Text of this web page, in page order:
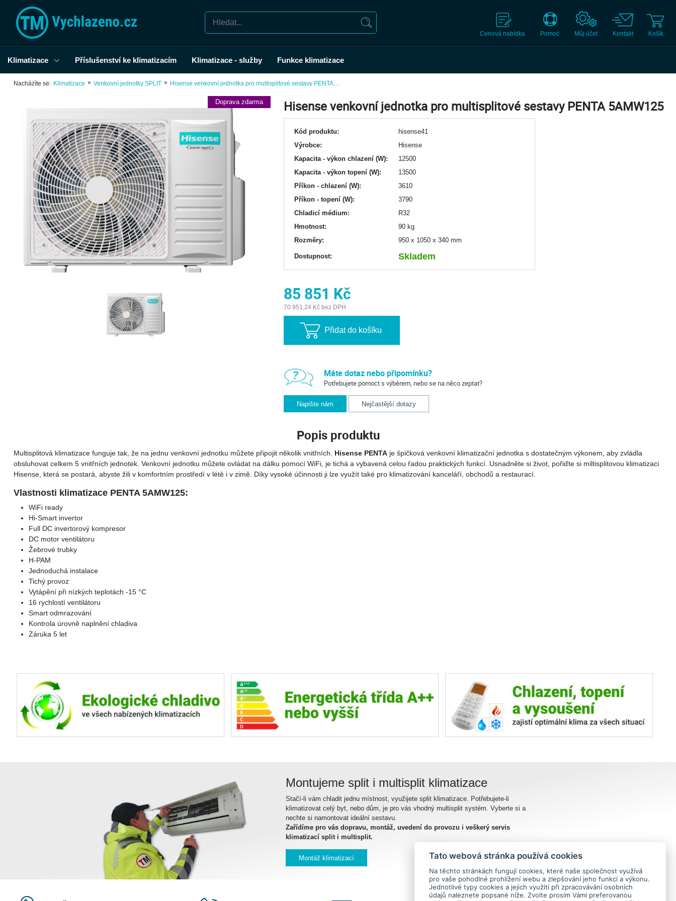
Cenová nabídka Pomoc Můj účet Kontakt Košík
Klimatizace Příslušenství ke klimatizacím Klimatizace - služby Funkce klimatizace
Nacházíte se: Klimatizace » Venkovní jednotky SPLIT » Hisense venkovní jednotka pro multisplitové sestavy PENTA…
Hisense venkovní jednotka pro multisplitové sestavy PENTA 5AMW125
Doprava zdarma
Kód produktu:
hisense41
Výrobce:
Hisense
Kapacita - výkon chlazení (W):
12500
Kapacita - výkon topení (W):
13500
Příkon - chlazení (W):
3610
Příkon - topení (W):
3790
Chladicí médium:
R32
Hmotnost:
90 kg
Rozměry:
950 x 1050 x 340 mm
Dostupnost: Skladem
85 851 Kč
70 951,24 Kč bez DPH
Přidat do košíku
Máte dotaz nebo připomínku?
Potřebujete pomoct s výběrem, nebo se na něco zeptat?
Napište nám Nejčastější dotazy
Popis produktu
Multisplitová klimatizace funguje tak, že na jednu venkovní jednotku můžete připojit několik vnitřních. Hisense PENTAje špičková venkovní klimatizační jednotka s dostatečným výkonem, aby zvládla
obsluhovat celkem 5 vnitřních jednotek. Venkovní jednotku můžete ovládat na dálku pomocí WiFi, je tichá a vybavená celou řadou praktických funkcí. Usnadněte si život, pořiďte si miltisplitovou klimatizaci
Hisense, která se postará, abyste žili v komfortním prostředí v létě i v zimě. Díky vysoké účinnosti ji lze využít také pro klimatizování kanceláří, obchodů a restaurací.
Vlastnosti klimatizace PENTA 5AMW125:
WiFi ready
Hi-Smart invertor
Full DC invertorový kompresor
DC motor ventilátoru
Žebrové trubky
H-PAM
Jednoduchá instalace
Tichý provoz
Vytápění při nízkých teplotách -15 °C
16 rychlostí ventilátoru
Smart odmrazování
Kontrola úrovně naplnění chladiva
Záruka 5 let
Montujeme split i multisplit klimatizace
Stačí-li vám chladit jednu místnost, využijete split klimatizace. Potřebujete-li
klimatizovat celý byt, nebo dům, je pro vás vhodný multisplit systém. Vyberte si a
nechte si namontovat ideální sestavu.
Zařídíme pro vás dopravu, montáž, uvedení do provozu i veškerý servis
klimatizací split i multisplit.
Montáž klimatizací Tato webová stránka používá cookies
Na těchto stránkách fungují cookies, které naše společnost využívá
pro vaše pohodlné prohlížení webu a zlepšování jeho funkcí a výkonu.
Jednotlivé typy cookies a jejich využití při zpracovávání osobních
údajů naleznete popsané níže. Zvolte prosím Vámi preferovanou